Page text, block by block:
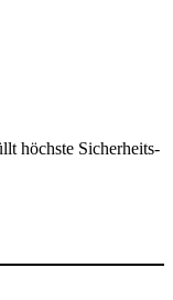
höchste Sicher­heits­